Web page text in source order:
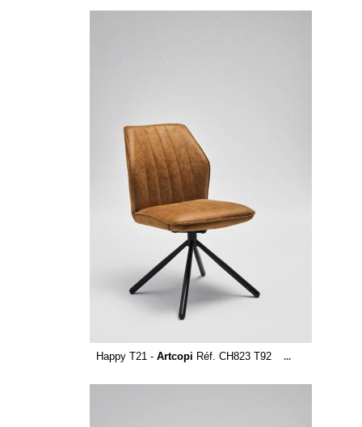
Happy T21 - Artcopi Réf. CH823 T92 ...